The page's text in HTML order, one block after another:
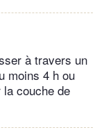
à travers un
moins 4 h ou
couche de